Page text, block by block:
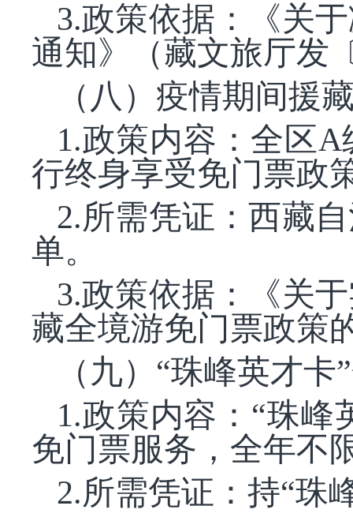
3.政策依据：《关
通知》（藏文旅厅发
（八）疫情期间援
1.政策内容：全区
行终身享受免门票政
2.所需凭证：西藏
单。
3.政策依据：《关
藏全境游免门票政策
（九） “珠峰英才卡
1.政策内容：“珠峰
免门票服务，全年不
2.所需凭证：持“珠